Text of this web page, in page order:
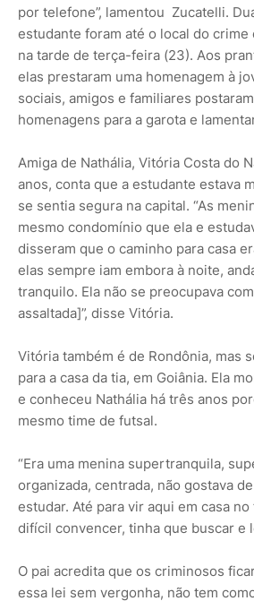
por telefone”, lamentou Zucatelli.
estudante foram até o local do crime
na tarde de terça-feira (23). Aos
elas prestaram uma homenagem à
sociais, amigos e familiares
homenagens para a garota e
Amiga de Nathália, Vitória Costa do
anos, conta que a estudante estava
se sentia segura na capital. “As
mesmo condomínio que ela e
disseram que o caminho para casa
elas sempre iam embora à noite,
tranquilo. Ela não se preocupava
assaltada]”, disse Vitória.
Vitória também é de Rondônia, mas
para a casa da tia, em Goiânia. Ela
e conheceu Nathália há três anos
mesmo time de futsal.
“Era uma menina supertranquila,
organizada, centrada, não gostava
estudar. Até para vir aqui em casa
difícil convencer, tinha que buscar e
O pai acredita que os criminosos
essa lei sem vergonha, não tem